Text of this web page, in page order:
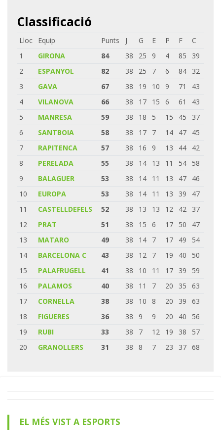
Classificació
Lloc Equip Punts J G E P F
C
1
GIRONA 84 38 25 9 4 85
39
2
ESPANYOL 82 38 25 7 6 84
32
3
GAVA 67 38 19 10 9 71
43
4
VILANOVA 66 38 17 15 6 61
43
5
MANRESA 59 38 18 5 15 45
37
6
SANTBOIA 58 38 17 7 14 47
45
7
RAPITENCA 57 38 16 9 13 44
42
8
PERELADA 55 38 14 13 11 54
58
9
BALAGUER 53 38 14 11 13 47
46
10
EUROPA 53 38 14 11 13 39
47
11
CASTELLDEFELS 52 38 13 13 12 42
37
12
PRAT 51 38 15 6 17 50
47
13
MATARO 49 38 14 7 17 49
54
14
BARCELONA C 43 38 12 7 19 40
50
15
PALAFRUGELL 41 38 10 11 17 39
59
16
PALAMOS 40 38 11 7 20 35
63
17
CORNELLA 38 38 10 8 20 39
63
18
FIGUERES 36 38 9 9 20 40
56
19
RUBI 33 38 7 12 19 38
57
20
GRANOLLERS 31 38 8 7 23 37 68
EL MÉS VIST A ESPORTS